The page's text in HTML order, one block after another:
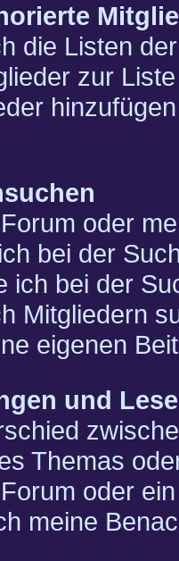
die Listen
zur
oder
bei der
ich bei der
Mitgliedern
eigenen
und
Themas
oder
meine